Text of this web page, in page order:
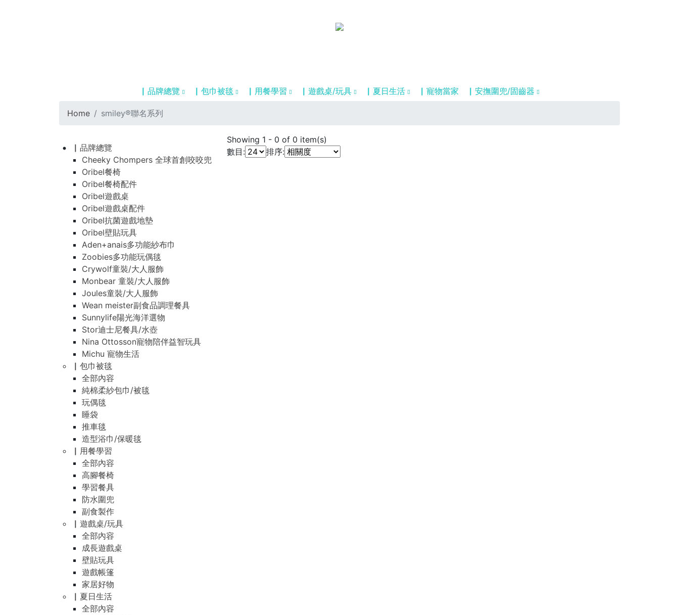
▏品牌總覽 ▏包巾被毯 ▏用餐學習 ▏遊戲桌/玩具 ▏夏日生活 ▏寵物當家 ▏安撫圍兜/固齒器
Home smiley®聯名系列
▏品牌總覽
Cheeky Chompers 全球首創咬咬兜
Oribel餐椅
Oribel餐椅配件
Oribel遊戲桌
Oribel遊戲桌配件
Oribel抗菌遊戲地墊
Oribel壁貼玩具
Aden+anais多功能紗布巾
Zoobies多功能玩偶毯
Crywolf童裝/大人服飾
Monbear 童裝/大人服飾
Joules童裝/大人服飾
Wean meister副食品調理餐具
Sunnylife陽光海洋選物
Stor迪士尼餐具/水壺
Nina Ottosson寵物陪伴益智玩具
Michu 寵物生活
▏包巾被毯
全部內容
純棉柔紗包巾/被毯
玩偶毯
睡袋
推車毯
造型浴巾/保暖毯
▏用餐學習
全部內容
高腳餐椅
學習餐具
防水圍兜
副食製作
▏遊戲桌/玩具
全部內容
成長遊戲桌
壁貼玩具
遊戲帳篷
家居好物
▏夏日生活
全部內容
Showing 1 - 0 of 0 item(s)
數目:
排序: